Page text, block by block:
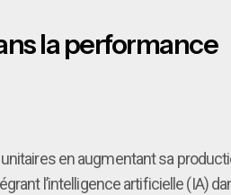
la performance
en augmentant sa
l’intelligence artificielle (IA)